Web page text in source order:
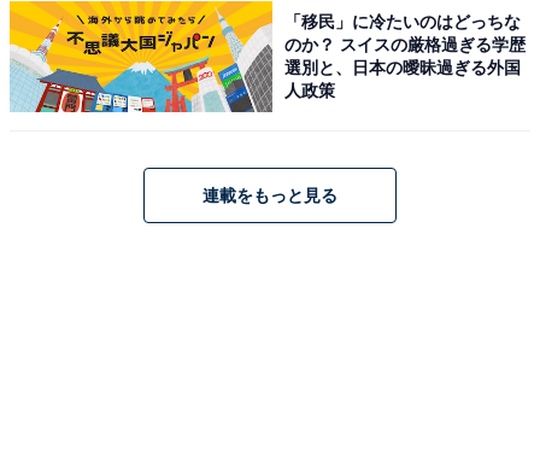
「モバイルクリーニングツール」のボアスティック部分
「モバイルクリーニングツール」をケースから取り出す
とピッカーの反対部分にあるのがボアスティック
「移民」に冷たいのはどっちな
のか？ スイスの厳格過ぎる学歴
選別と、日本の曖昧過ぎる外国
人政策
連載をもっと見る